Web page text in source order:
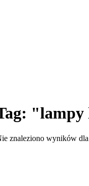
"lampy
znaleziono wyników